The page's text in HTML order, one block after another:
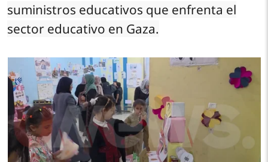
suministros educativos que enfrenta el
sector educativo en Gaza.